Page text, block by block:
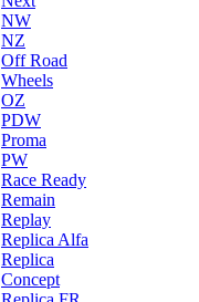
NW
NZ
Off Road
Wheels
OZ
PDW
Proma
PW
Race Ready
Remain
Replay
Replica Alfa
Replica
Concept